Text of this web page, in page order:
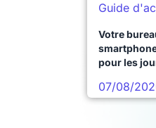
Guide
Votre
pour les
07/08/